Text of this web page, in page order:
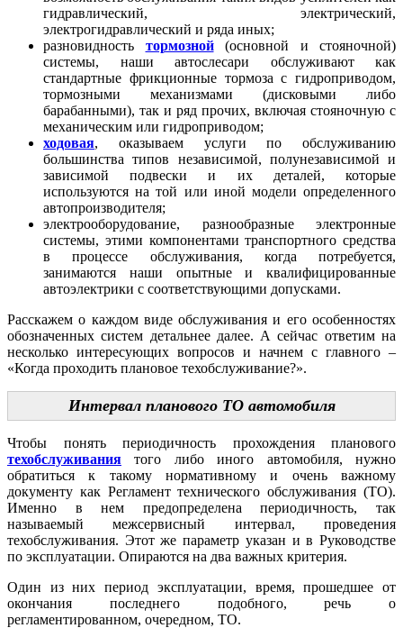
гидравлический, электрический,
электрогидравлический и ряда иных;
разновидность тормозной(основной и стояночной)
системы, наши автослесари обслуживают как
стандартные фрикционные тормоза с гидроприводом,
тормозными механизмами (дисковыми либо
барабанными), так и ряд прочих, включая стояночную с
механическим или гидроприводом;
ходовая, оказываем услуги по обслуживанию
большинства типов независимой, полунезависимой и
зависимой подвески и их деталей, которые
используются на той или иной модели определенного
автопроизводителя;
электрооборудование, разнообразные электронные
системы, этими компонентами транспортного средства
в процессе обслуживания, когда потребуется,
занимаются наши опытные и квалифицированные
автоэлектрики с соответствующими допусками.
Расскажем о каждом виде обслуживания и его особенностях
обозначенных систем детальнее далее. А сейчас ответим на
несколько интересующих вопросов и начнем с главного –
«Когда проходить плановое техобслуживание?».
Интервал планового ТО автомобиля
Чтобы понять периодичность прохождения планового
техобслуживания того либо иного автомобиля, нужно
обратиться к такому нормативному и очень важному
документу как Регламент технического обслуживания (ТО).
Именно в нем предопределена периодичность, так
называемый межсервисный интервал, проведения
техобслуживания. Этот же параметр указан и в Руководстве
по эксплуатации. Опираются на два важных критерия.
Один из них период эксплуатации, время, прошедшее от
окончания последнего подобного, речь о
регламентированном, очередном, ТО.